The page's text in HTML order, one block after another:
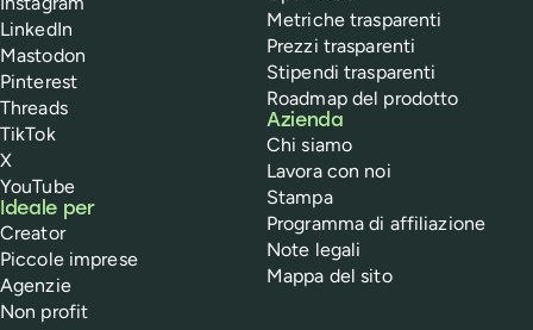
LinkedIn
Mastodon
Pinterest
Threads
TikTok
X
YouTube
Ideale per
Creator
Piccole imprese
Agenzie
Non profit
Metriche trasparenti
Prezzi trasparenti
Stipendi trasparenti
Roadmap del prodotto
Azienda
Chi siamo
Lavora con noi
Stampa
Programma di affiliazione
Note legali
Mappa del sito